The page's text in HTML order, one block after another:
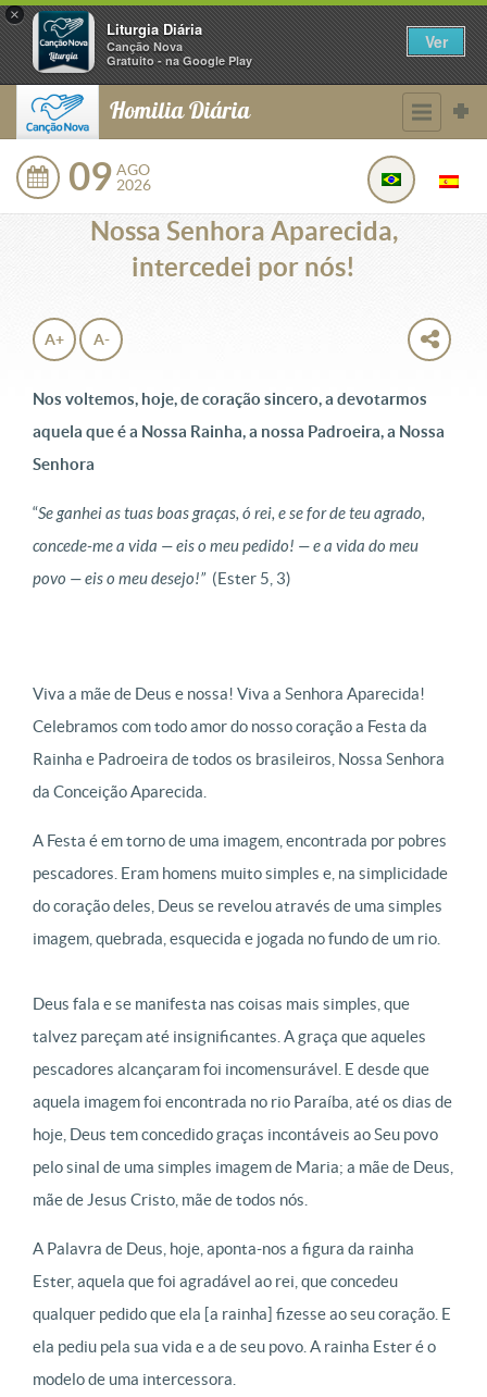
×
Liturgia Diária
Canção Nova
Gratuito - na Google Play
Ver
Homilia Diária
09 AGO
2026
Nossa Senhora Aparecida,
intercedei por nós!
A+ A-
Nos voltemos, hoje, de coração sincero, a devotarmos
aquela que é a Nossa Rainha, a nossa Padroeira, a Nossa
Senhora
“Se ganhei as tuas boas graças, ó rei, e se for de teu agrado,
concede-me a vida —eis o meu pedido! —e a vida do meu
povo —eis o meu desejo!” (Ester 5, 3)
Viva a mãe de Deus e nossa! Viva a Senhora Aparecida!
Celebramos com todo amor do nosso coração a Festa da
Rainha e Padroeira de todos os brasileiros, Nossa Senhora
da Conceição Aparecida.
A Festa é em torno de uma imagem, encontrada por pobres
pescadores. Eram homens muito simples e, na simplicidade
do coração deles, Deus se revelou através de uma simples
imagem, quebrada, esquecida e jogada no fundo de um rio.
Deus fala e se manifesta nas coisas mais simples, que
talvez pareçam até insignificantes. A graça que aqueles
pescadores alcançaram foi incomensurável. E desde que
aquela imagem foi encontrada no rio Paraíba, até os dias de
hoje, Deus tem concedido graças incontáveis ao Seu povo
pelo sinal de uma simples imagem de Maria; a mãe de Deus,
mãe de Jesus Cristo, mãe de todos nós.
A Palavra de Deus, hoje, aponta-nos a figura da rainha
Ester, aquela que foi agradável ao rei, que concedeu
qualquer pedido que ela [a rainha] fizesse ao seu coração. E
ela pediu pela sua vida e a de seu povo. A rainha Ester é o
modelo de uma intercessora.